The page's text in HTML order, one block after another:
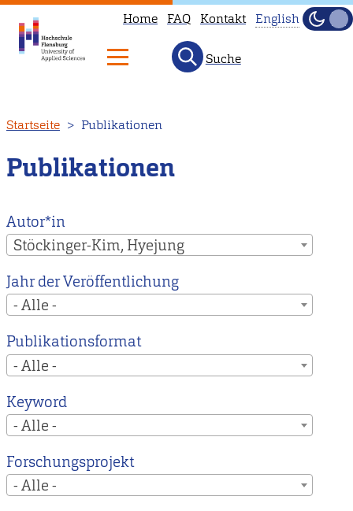
zum
Inhalt
Home FAQ Kontakt
to
our
main
instead.
English
Hell
Suche
Startseite Publikationen
Publikationen
Autor*in
Stöckinger-Kim, Hyejung
Jahr der Veröffentlichung
- Alle -
Publikationsformat
- Alle -
Keyword
- Alle -
Forschungsprojekt
- Alle -